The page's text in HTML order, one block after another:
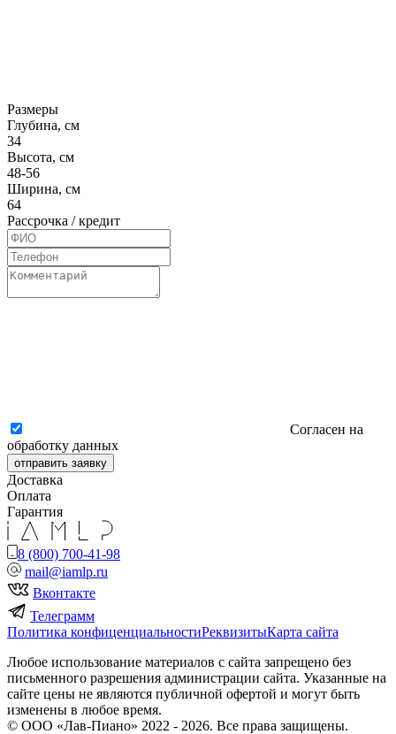
Размеры
Глубина, см
34
Высота, см
48-56
Ширина, см
64
Рассрочка / кредит
Согласен на
обработку данных
отправить заявку
Доставка
Оплата
Гарантия
8 (800) 700-41-98
mail@iamlp.ru
Вконтакте
Телеграмм
Политика конфиценциальностиРеквизитыКарта сайта
Любое использование материалов с сайта запрещено без
письменного разрешения администрации сайта. Указанные на
сайте цены не являются публичной офертой и могут быть
изменены в любое время.
© ООО «Лав-Пиано» 2022 - 2026. Все права защищены.